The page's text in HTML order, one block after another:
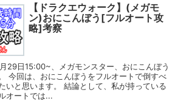
【ドラクエウォーク】(メガモ
ン)おにこんぼう[フルオート攻
略]考察
29日15:00~、メガモンスター、おにこんぼう
今回は、おにこんぼうをフルオートで倒すべ
いと思います。 結論として、私が持っている
オートでは...